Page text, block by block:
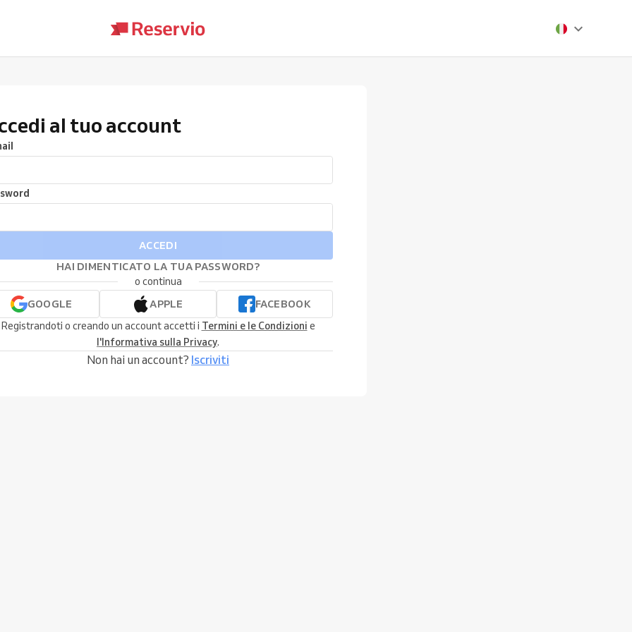
al tuo account
ACCEDI
HAI DIMENTICATO LA TUA PASSWORD?
o continua
GOOGLE
APPLE
FACEBOOK
Registrandoti o creando un account accetti i Termini e le Condizioni e
l'Informativa sulla Privacy.
Non hai un account? Iscriviti